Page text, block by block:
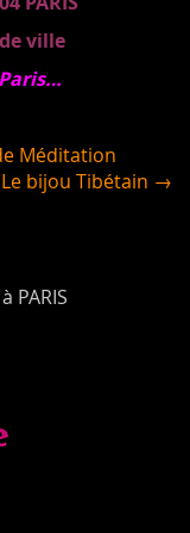
ville
Méditation
Le bijou Tibétain →
PARIS